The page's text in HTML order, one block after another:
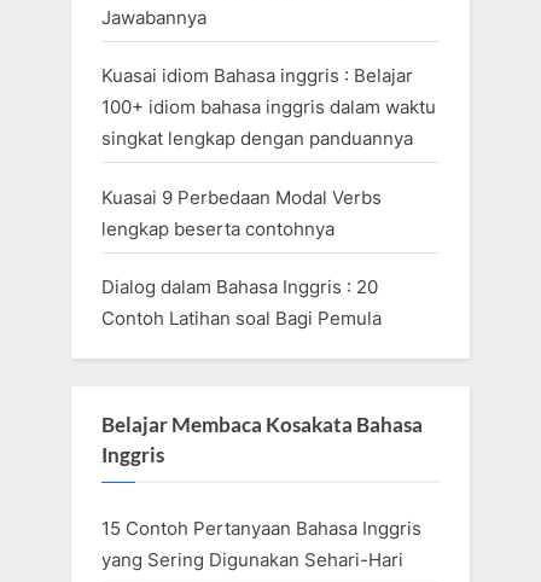
Jawabannya
Kuasai idiom Bahasa inggris : Belajar
100+ idiom bahasa inggris dalam waktu
singkat lengkap dengan panduannya
Kuasai 9 Perbedaan Modal Verbs
lengkap beserta contohnya
Dialog dalam Bahasa Inggris : 20
Contoh Latihan soal Bagi Pemula
Belajar Membaca Kosakata Bahasa
Inggris
15 Contoh Pertanyaan Bahasa Inggris
yang Sering Digunakan Sehari-Hari